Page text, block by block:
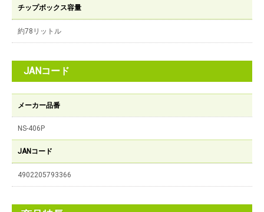
チップボックス容量
約78リットル
JANコード
メーカー品番
NS-406P
JANコード
4902205793366